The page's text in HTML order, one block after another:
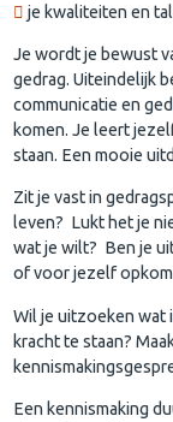
je kwaliteiten en
Je wordt je bewust
gedrag. Uiteindelijk
communicatie en
komen. Je leert
staan. Een mooie
Zit je vast in
leven? Lukt het je
wat je wilt? Ben je
of voor jezelf
Wil je uitzoeken wat
kracht te staan?
Een kennismaking